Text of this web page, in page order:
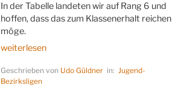
In der Tabelle landeten wir auf Rang 6 und
hoffen, dass das zum Klassenerhalt reichen
möge.
„Sein
Nichtsein“
weiterlesen
Geschrieben von Udo Güldner in: Jugend-
Bezirksligen